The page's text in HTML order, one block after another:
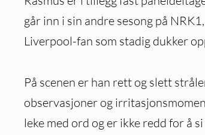
går inn i sin andre sesong på
Liverpool-fan som stadig dukker
På scenen er han rett og slett
observasjoner og
leke med ord og er ikke redd for å